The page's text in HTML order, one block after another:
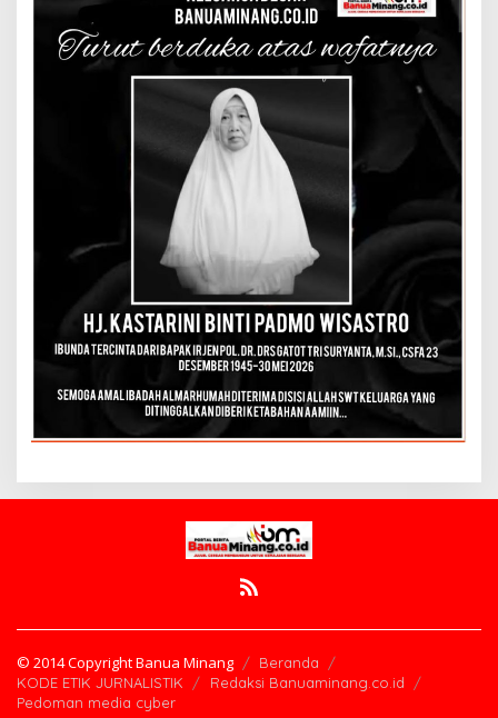
© 2014 Copyright Banua Minang
Beranda
KODE ETIK JURNALISTIK
Redaksi Banuaminang.co.id
Pedoman media cyber